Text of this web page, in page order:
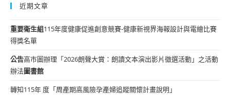
近期文章
重要衛生組115年度健康促進創意競賽-健康新視界海報設計與電繪比賽
得獎名單
公告高市圖辦理「2026朗聲大賞：朗讀文本演出影片徵選活動」之活動
辦法圖書館
轉知115年 度「周產期高風險孕產婦追蹤關懷計畫說明」